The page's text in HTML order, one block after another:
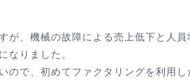
が、機械の故障による売上低下と人員
なりました。
ので、初めてファクタリングを利用し